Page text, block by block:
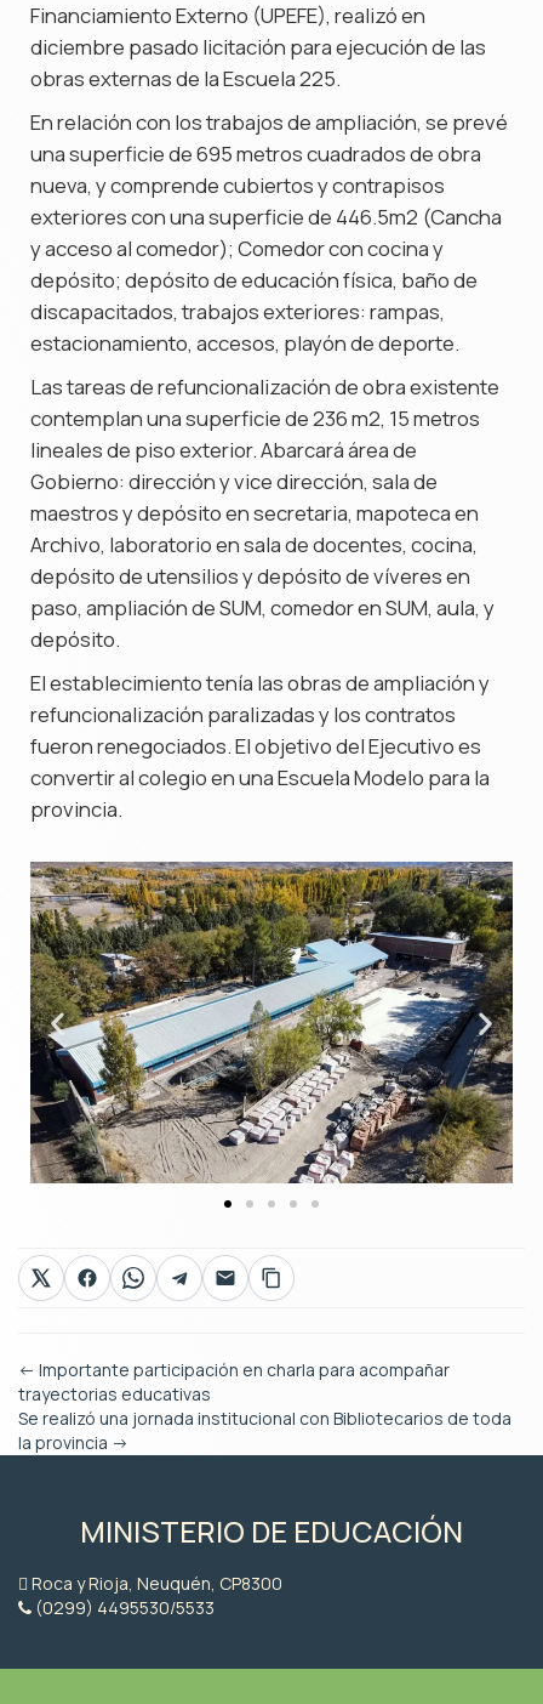
Financiamiento Externo (UPEFE), realizó en
diciembre pasado licitación para ejecución de las
obras externas de la Escuela 225.
En relación con los trabajos de ampliación, se prevé
una superficie de 695 metros cuadrados de obra
nueva, y comprende cubiertos y contrapisos
exteriores con una superficie de 446.5m2 (Cancha
y acceso al comedor); Comedor con cocina y
depósito; depósito de educación física, baño de
discapacitados, trabajos exteriores: rampas,
estacionamiento, accesos, playón de deporte.
Las tareas de refuncionalización de obra existente
contemplan una superficie de 236 m2, 15 metros
lineales de piso exterior. Abarcará área de
Gobierno: dirección y vice dirección, sala de
maestros y depósito en secretaria, mapoteca en
Archivo, laboratorio en sala de docentes, cocina,
depósito de utensilios y depósito de víveres en
paso, ampliación de SUM, comedor en SUM, aula, y
depósito.
El establecimiento tenía las obras de ampliación y
refuncionalización paralizadas y los contratos
fueron renegociados. El objetivo del Ejecutivo es
convertir al colegio en una Escuela Modelo para la
provincia.
← Importante participación en charla para acompañar
trayectorias educativas
Se realizó una jornada institucional con Bibliotecarios de toda
la provincia →
MINISTERIO DE EDUCACIÓN
Roca y Rioja, Neuquén, CP8300
(0299) 4495530/5533